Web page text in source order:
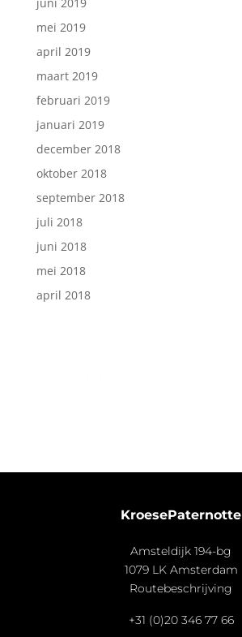
mei 2019
april 2019
maart 2019
februari 2019
januari 2019
december 2018
oktober 2018
september 2018
juli 2018
juni 2018
mei 2018
april 2018
KroesePaternotte
Amsteldijk 194-bg
1079 LK Amsterdam
Routebeschrijving
+31 (0)20 346 77 66